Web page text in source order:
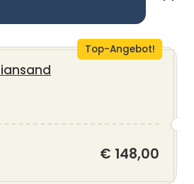
Top-Angebot!
€ 148,00